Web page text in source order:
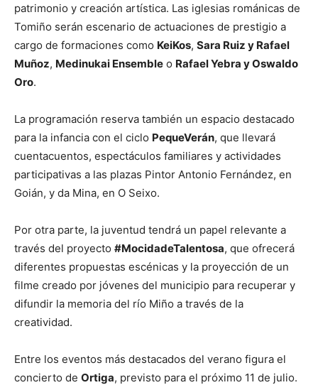
patrimonio y creación artística. Las iglesias románicas de
Tomiño serán escenario de actuaciones de prestigio a
cargo de formaciones como KeiKos, Sara Ruiz y Rafael
Muñoz, Medinukai Ensemble o Rafael Yebra y Oswaldo
Oro.
La programación reserva también un espacio destacado
para la infancia con el ciclo PequeVerán, que llevará
cuentacuentos, espectáculos familiares y actividades
participativas a las plazas Pintor Antonio Fernández, en
Goián, y da Mina, en O Seixo.
Por otra parte, la juventud tendrá un papel relevante a
través del proyecto #MocidadeTalentosa, que ofrecerá
diferentes propuestas escénicas y la proyección de un
filme creado por jóvenes del municipio para recuperar y
difundir la memoria del río Miño a través de la
creatividad.
Entre los eventos más destacados del verano figura el
concierto de Ortiga, previsto para el próximo 11 de julio.